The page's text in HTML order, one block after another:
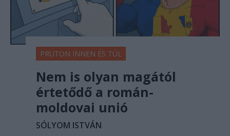
PRUTON INNEN ÉS TÚL
Nem is olyan magától
értetődő a román-
moldovai unió
SÓLYOM ISTVÁN